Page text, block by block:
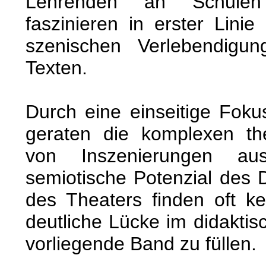
faszinieren in erster Linie
szenischen
Texten.
Durch eine einseitige
geraten die komplexen
von Inszenierungen
semiotische Potenzial des
des Theaters finden oft
deutliche Lücke im
vorliegende Band zu füllen.